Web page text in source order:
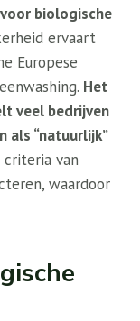
biologische
ervaart
Europese
Het
veel bedrijven
als “natuurlijk”
criteria van
waardoor